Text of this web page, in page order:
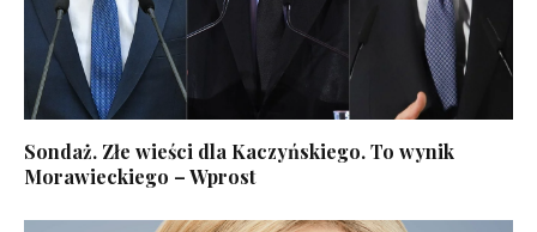
Sondaż. Złe wieści dla Kaczyńskiego. To wynik
Morawieckiego – Wprost